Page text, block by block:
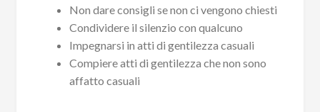
Non dare consigli se non ci vengono chiesti
Condividere il silenzio con qualcuno
Impegnarsi in atti di gentilezza casuali
Compiere atti di gentilezza che non sono
affatto casuali